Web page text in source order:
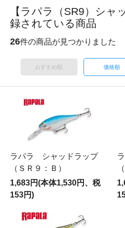
【ラパラ（SR9）シャ
録されている商品
26件の商品が見つかりました
おすすめ順 価格順
ラパラ シャッドラップ
（ＳＲ９：Ｂ）
1,683円(本体1,530円、税
153円)